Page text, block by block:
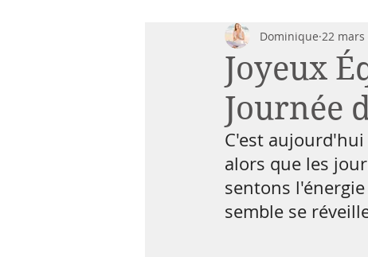
Joyeux
Journée
Dominique 22 mars
C'est aujourd'hui
alors que les
sentons
semble se